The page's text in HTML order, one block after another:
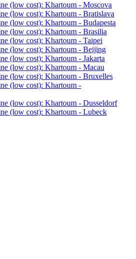
(low cost): Khartoum - Moscova
(low cost): Khartoum - Bratislava
(low cost): Khartoum - Budapesta
(low cost): Khartoum - Brasilia
(low cost): Khartoum - Taipei
(low cost): Khartoum - Beijing
(low cost): Khartoum - Jakarta
(low cost): Khartoum - Macau
(low cost): Khartoum - Bruxelles
(low cost): Khartoum -
(low cost): Khartoum - Dusseldorf
(low cost): Khartoum - Lubeck